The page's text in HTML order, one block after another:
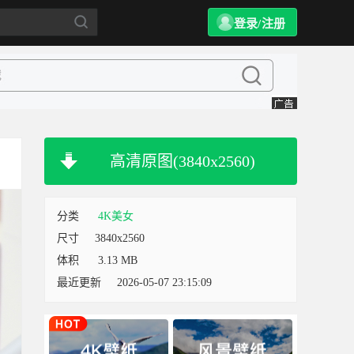
登录/注册
高清原图(3840x2560)
分类
4K美女
尺寸
3840x2560
体积
3.13 MB
最近更新
2026-05-07 23:15:09